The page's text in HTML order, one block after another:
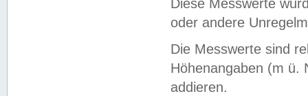
Diese Messwerte
oder andere
Die Messwerte sind
Höhenangaben (m ü.
addieren.